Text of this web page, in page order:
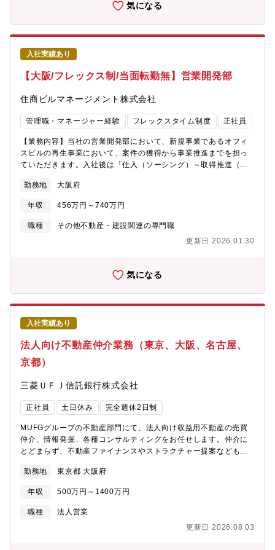
イフスタイルを提案し、魅力あふれる沿線づくり、まちづくりに
感動』をお届けすることで、お客様の喜びを実現し、社会に貢献
をつくること、首都圏・海外での事業を拡大させ、総合不動産デ
も自由かつ、穏やかな社風も魅力的な要素の一つです。
気になる
入社実績あり
【大阪/フレックス制/当面転勤無】営業開発部
住商ビルマネージメント株式会社
管理職・マネージャー経験 フレックスタイム制度 正社員
【業務内容】当社の営業開発部において、新規事業であるオフィ
スビルの再生事業において、案件の獲得から事業推進までを担っ
ていただきます。入社後は「仕入（ソーシング）～取得推進（契
介・売主・金融機関等への営業活動を通じて案件の取得を行って
いただきます。その後は、社内（工事/リーシング/PM）および外
部パートナーと連携し、商品計画の具体化、リーシング方針、運
営改善、出口方針の整理まで関与領域を広げ、取得～価値向上～
ただきます。この他に住友商事グループや顧客から依頼される不
ージ】・案件仕入：仲介・売主・金融機関等からの情報収集／関
係構築／事業採算／契約実務・開発および運営：商品企画、運営
各部（PM／リーシング／工事）と連携し、価値向上方針・出口方
針の整理に関与・開発案件に関するテナントリーシング・住友商
事グループや顧客から依頼される不動産売買案件の仲介業務も行
って頂きます。【魅力】★仕入だけ”ではなく、再生・リーシン
グ・出口まで一気通貫で関われます。情報収集・事業計画から、
関係者調整、価値向上、売却まで、成果が「数字」で見える仕事
です。★PM会社ならではの強みを活かした再生（現場起点の価値
ない計画を組み立てられます。★少数精鋭× 裁量が大きい（仕組
みづくりから携われる）新規/拡大フェーズのため、案件の取り
方・評価の仕方・社内プロセスまで整備しながら前進できます。
プの信用力を背景に、都市型不動産の取得・再生・売却に挑めま
す。【魅力】★積極的に社員の働き方改善/残業の低減/生産性向上
に取り組んでおり、繁忙期も含め全社年間平均残業時間は30H/月
程度。各自の役割を明確にすることで、チームでの生産性が向
働くことができます。休みも取得しやすい環境です。★充実した
円)。【募集背景】当社はこれまでプロパティマネジメントを主軸
に、都心オフィスの運営・工事・リーシング等の実務基盤を蓄積
勤務地 大阪府
年収 456万円～740万円
職種
その他不動産・建設関連の専門職
更新日 2026.01.30
気になる
入社実績あり
法人向け不動産仲介業務（東京、大阪、名古屋、
京都）
三菱ＵＦＪ信託銀行株式会社
正社員 土日休み 完全週休2日制
MUFGグループの不動産部門にて、法人向け収益用不動産の売買
仲介、情報発掘、各種コンサルティングをお任せします。仲介に
とどまらず、不動産ファイナンスやストラクチャー提案なども行
詳細】■担当アセット：商業施設、オフィスビル、大型マンショ
ン、物流倉庫、ホテル 等■案件規模：数十億～数百億円（10億円
以下は別会社が対応）■取引：買主・売主双方の案件を保有する
が、特に買い手側ニーズが豊富■業務範囲：売買仲介・情報発掘・
国内最大の金融機関グループであるMUFGだからこその広範な顧
勤務地 東京都 大阪府
年収 500万円～1400万円
職種
法人営業
更新日 2026.08.03